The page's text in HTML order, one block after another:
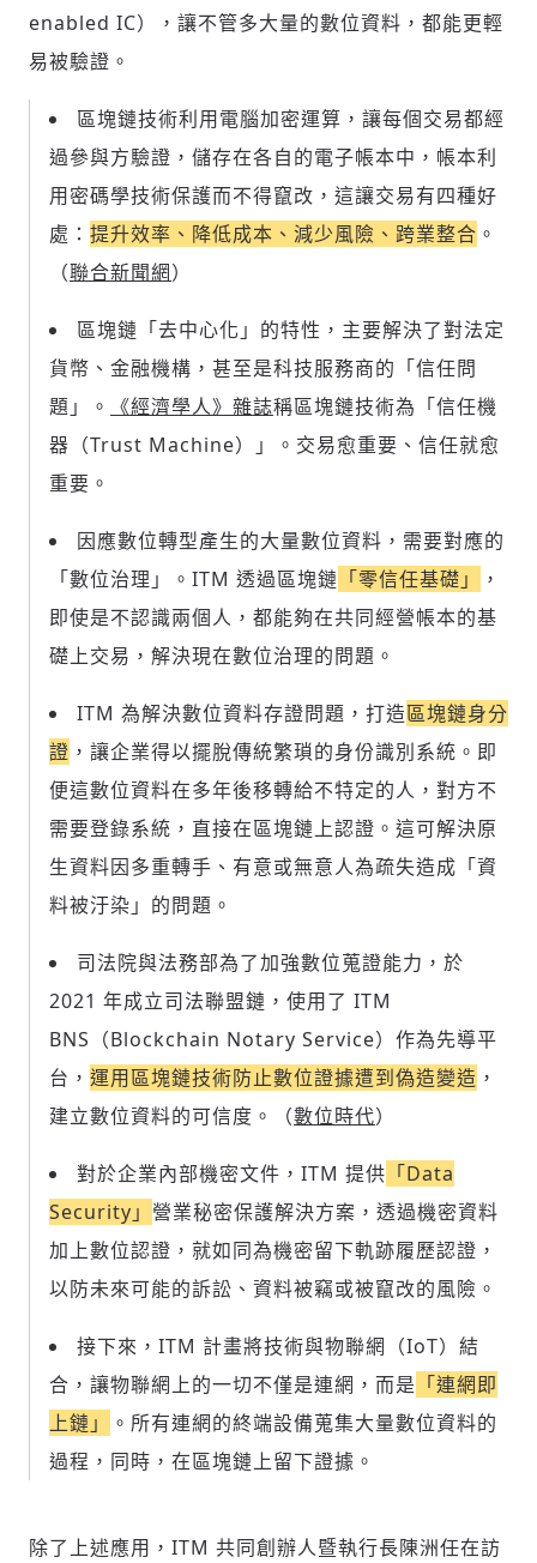
登入或註冊
歡迎您加入《旭時報》
掌握國際政經脈動
參與下一波全球科技革命
輸入 Email 驗證碼
請輸入發送到的驗證碼
enabled IC），讓不管多大量的數位資料，都能更輕
易被驗證。
區塊鏈技術利用電腦加密運算，讓每個交易都經
過參與方驗證，儲存在各自的電子帳本中，帳本利
用密碼學技術保護而不得竄改，這讓交易有四種好
處： 提升效率、降低成本、減少風險、跨業整合 。
（聯合新聞網）
區塊鏈「去中心化」的特性，主要解決了對法定
貨幣、金融機構，甚至是科技服務商的「信任問
題」。
《經濟學人》雜誌稱區塊鏈技術為「信任機
器（Trust Machine）」。交易愈重要、信任就愈
重要。
因應數位轉型產生的大量數位資料，需要對應的
「數位治理」。ITM 透過區塊鏈 「零信任基礎」
，
即使是不認識兩個人，都能夠在共同經營帳本的基
礎上交易，解決現在數位治理的問題。
ITM 為解決數位資料存證問題，打造區塊鏈身分
證 ，讓企業得以擺脫傳統繁瑣的身份識別系統。即
便這數位資料在多年後移轉給不特定的人，對方不
需要登錄系統，直接在區塊鏈上認證。這可解決原
生資料因多重轉手、有意或無意人為疏失造成「資
料被汙染」的問題。
司法院與法務部為了加強數位蒐證能力，於
2021 年成立司法聯盟鏈，使用了 ITM
BNS（Blockchain Notary Service）作為先導平
台， 運用區塊鏈技術防止數位證據遭到偽造變造 ，
建立數位資料的可信度。（數位時代）
對於企業內部機密文件，ITM 提供 「Data
Security」 營業秘密保護解決方案，透過機密資料
加上數位認證，就如同為機密留下軌跡履歷認證，
以防未來可能的訴訟、資料被竊或被竄改的風險。
接下來，ITM 計畫將技術與物聯網（IoT）結
合，讓物聯網上的一切不僅是連網，而是 「連網即
上鏈」
。所有連網的終端設備蒐集大量數位資料的
過程，同時，在區塊鏈上留下證據。
除了上述應用，ITM 共同創辦人暨執行長陳洲任在訪